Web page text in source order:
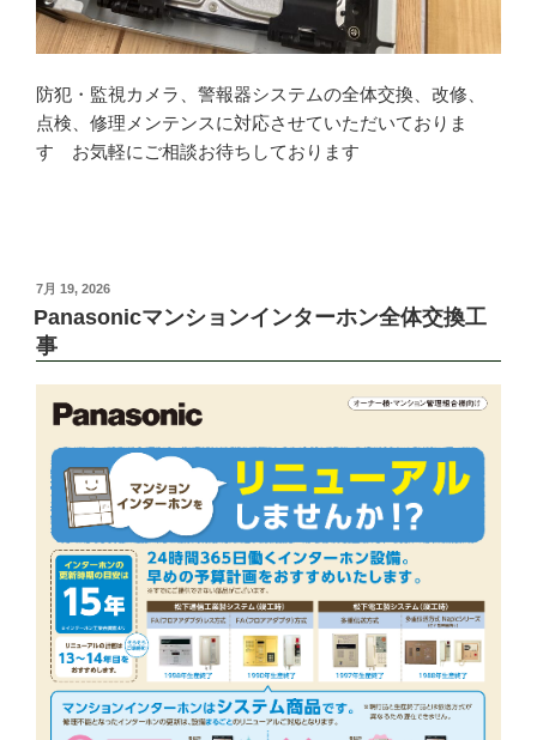
防犯・監視カメラ、警報器システムの全体交換、改修、
点検、修理メンテンスに対応させていただいておりま
す お気軽にご相談お待ちしております
投
稿
7月 19, 2026
Panasonicマンションインターホン全体交換工
事